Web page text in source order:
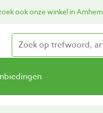
ook onze winkel in Arnhem